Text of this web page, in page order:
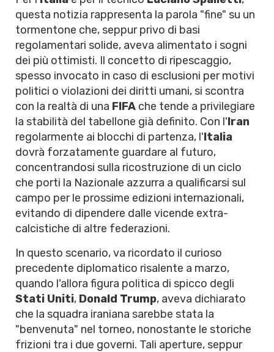
questa notizia rappresenta la parola "fine" su un
tormentone che, seppur privo di basi
regolamentari solide, aveva alimentato i sogni
dei più ottimisti. Il concetto di ripescaggio,
spesso invocato in caso di esclusioni per motivi
politici o violazioni dei diritti umani, si scontra
con la realtà di una FIFA che tende a privilegiare
la stabilità del tabellone già definito. Con l'Iran
regolarmente ai blocchi di partenza, l'Italia
dovrà forzatamente guardare al futuro,
concentrandosi sulla ricostruzione di un ciclo
che porti la Nazionale azzurra a qualificarsi sul
campo per le prossime edizioni internazionali,
evitando di dipendere dalle vicende extra-
calcistiche di altre federazioni.
In questo scenario, va ricordato il curioso
precedente diplomatico risalente a marzo,
quando l'allora figura politica di spicco degli
Stati Uniti, Donald Trump, aveva dichiarato
che la squadra iraniana sarebbe stata la
"benvenuta" nel torneo, nonostante le storiche
frizioni tra i due governi. Tali aperture, seppur